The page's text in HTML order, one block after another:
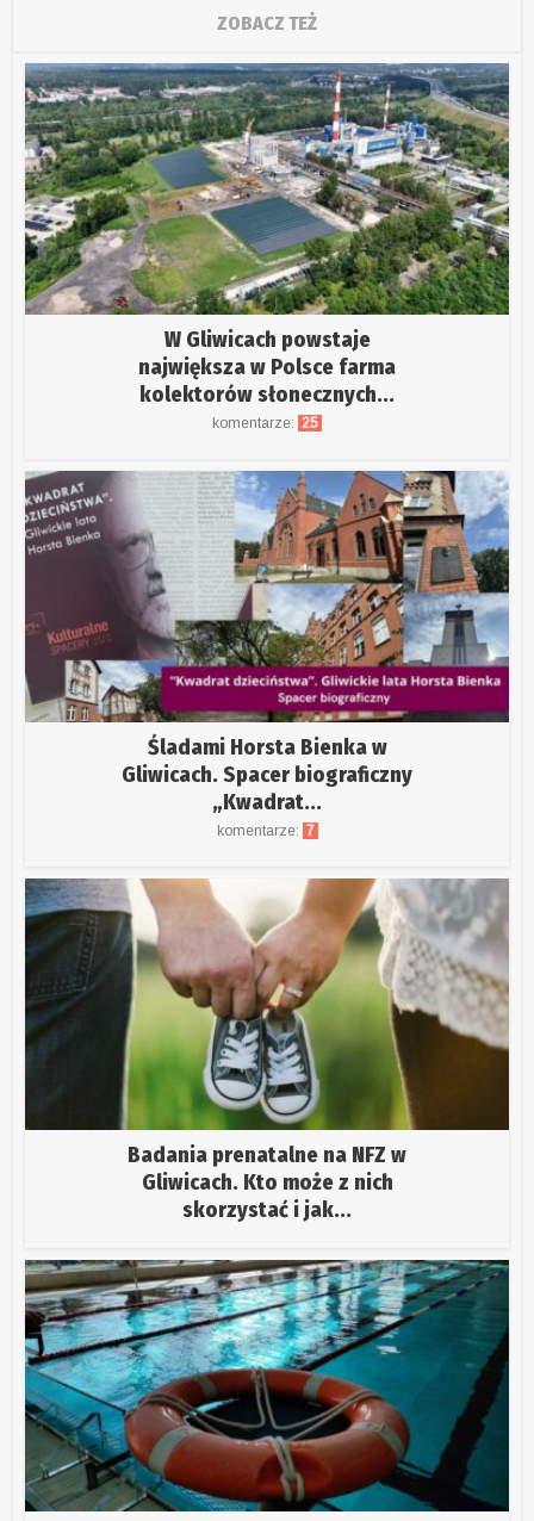
ZOBACZ TEŻ
W Gliwicach powstaje
największa w Polsce farma
kolektorów słonecznych...
komentarze: 25
Śladami Horsta Bienka w
Gliwicach. Spacer biograficzny
„Kwadrat...
komentarze: 7
Badania prenatalne na NFZ w
Gliwicach. Kto może z nich
skorzystać i jak...